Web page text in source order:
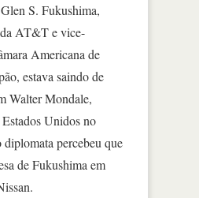
S. Fukushima,
AT&T e vice-
Americana de
estava saindo de
Walter Mondale,
Unidos no
diplomata percebeu que
de Fukushima em